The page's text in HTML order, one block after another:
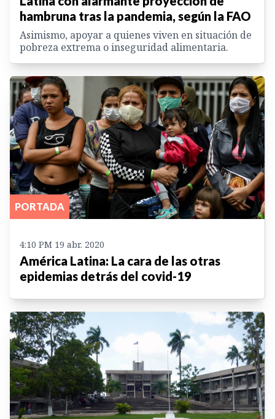
hambruna tras la pandemia, según la FAO
Asimismo, apoyar a quienes viven en situación de
pobreza extrema o inseguridad alimentaria.
PORTADA
4:10 PM 19 abr. 2020
América Latina: La cara de las otras
epidemias detrás del covid-19